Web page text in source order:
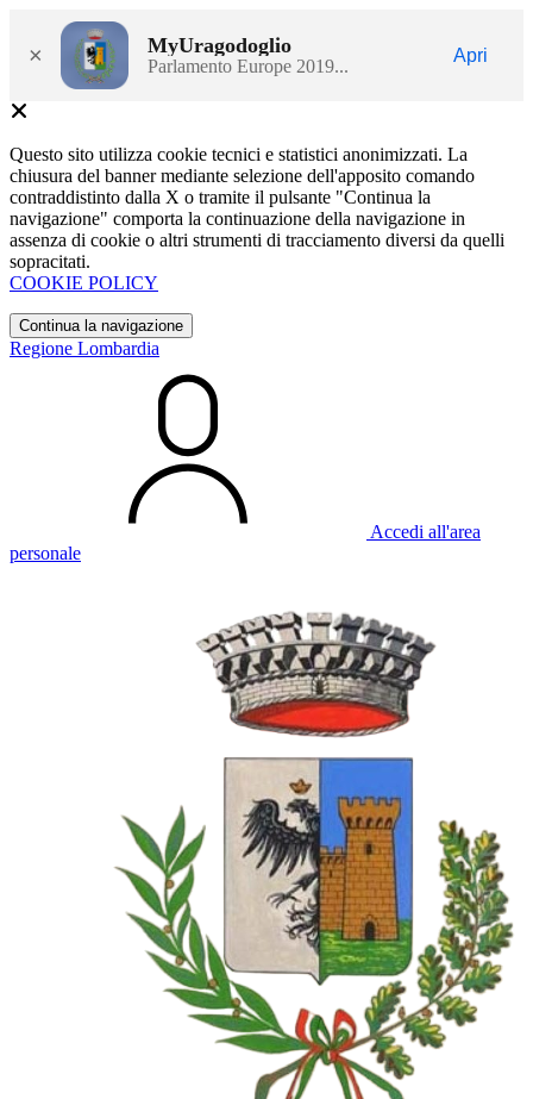
× MyUragodoglio
Parlamento Europe 2019...
Apri
Questo sito utilizza cookie tecnici e statistici anonimizzati. La
chiusura del banner mediante selezione dell'apposito comando
contraddistinto dalla X o tramite il pulsante "Continua la
navigazione" comporta la continuazione della navigazione in
assenza di cookie o altri strumenti di tracciamento diversi da quelli
sopracitati.
COOKIE POLICY
Continua la navigazione
Regione Lombardia
Accedi all'area
personale